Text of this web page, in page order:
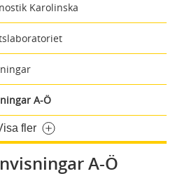
Karolinska
A-Ö
fler
A-Ö